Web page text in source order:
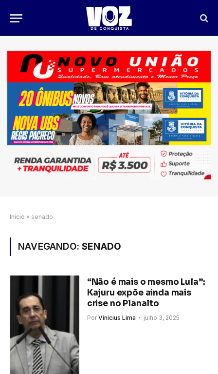
Início » senado
NAVEGANDO:SENADO
“Não é mais o mesmo Lula”:
Kajuru expõe ainda mais
crise no Planalto
Por Vinicius Lima julho 3, 2025